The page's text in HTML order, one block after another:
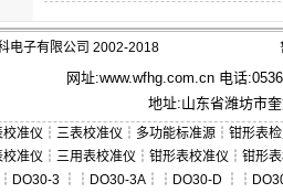
电子有限公司 2002-2018
网址:www.wfhg.com.cn 电话
地址:山东省潍坊市
校准仪 ┆ 三表校准仪 ┆ 多功能标准源 ┆ 钳形表
校准仪 ┆ 三用表校准仪 ┆ 钳形表校准仪 ┆ 钳形
DO30-3 ┆┆ DO30-3A ┆┆ DO30-D ┆┆